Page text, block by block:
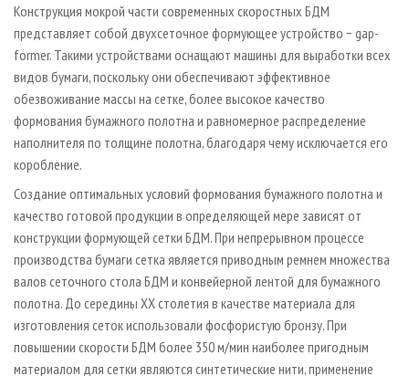
Конструкция мокрой части современных скоростных БДМ
представляет собой двухсеточное формующее устройство − gap-
former. Такими устройствами оснащают машины для выработки всех
видов бумаги, поскольку они обеспечивают эффективное
обезвоживание массы на сетке, более высокое качество
формования бумажного полотна и равномерное распределение
наполнителя по толщине полотна, благодаря чему исключается его
коробление.
Создание оптимальных условий формования бумажного полотна и
качество готовой продукции в определяющей мере зависят от
конструкции формующей сетки БДМ. При непрерывном процессе
производства бумаги сетка является приводным ремнем множества
валов сеточного стола БДМ и конвейерной лентой для бумажного
полотна. До середины ХХ столетия в качестве материала для
изготовления сеток использовали фосфористую бронзу. При
повышении скорости БДМ более 350 м/мин наиболее пригодным
материалом для сетки являются синтетические нити, применение